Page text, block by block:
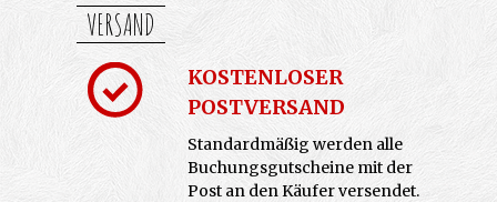
VERSAND
KOSTENLOSER
POSTVERSAND
Standardmäßig werden alle
Buchungsgutscheine mit der
Post an den Käufer versendet.